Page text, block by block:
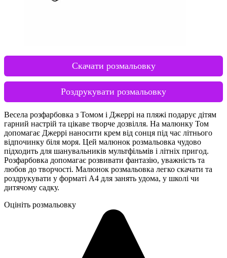
Скачати розмальовку
Роздрукувати розмальовку
Весела розфарбовка з Томом і Джеррі на пляжі подарує дітям
гарний настрій та цікаве творче дозвілля. На малюнку Том
допомагає Джеррі наносити крем від сонця під час літнього
відпочинку біля моря. Цей малюнок розмальовка чудово
підходить для шанувальників мультфільмів і літніх пригод.
Розфарбовка допомагає розвивати фантазію, уважність та
любов до творчості. Малюнок розмальовка легко скачати та
роздрукувати у форматі А4 для занять удома, у школі чи
дитячому садку.
Оцініть розмальовку